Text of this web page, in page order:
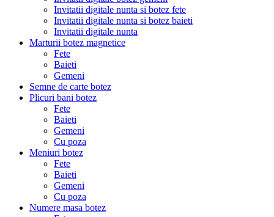
Invitatii digitale nunta si botez fete
Invitatii digitale nunta si botez baieti
Invitatii digitale nunta
Marturii botez magnetice
Fete
Baieti
Gemeni
Semne de carte botez
Plicuri bani botez
Fete
Baieti
Gemeni
Cu poza
Meniuri botez
Fete
Baieti
Gemeni
Cu poza
Numere masa botez